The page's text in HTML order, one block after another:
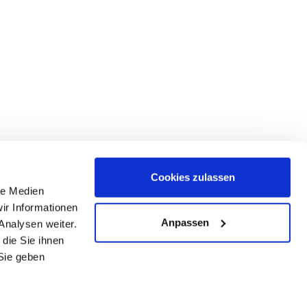
Medien
Informationen
weiter.
Sie ihnen
geben
Cookies zulassen
Anpassen